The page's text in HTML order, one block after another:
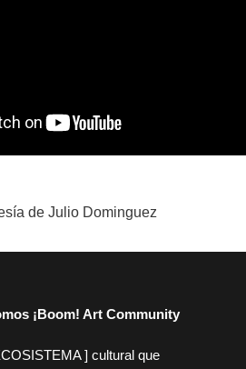
de Julio Dominguez
¡Boom! Art Community
] cultural que